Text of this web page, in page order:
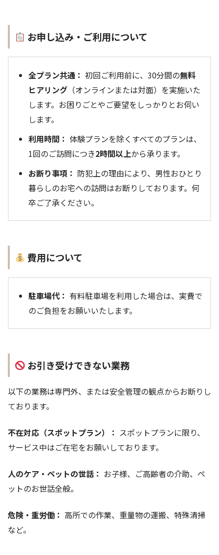
お申し込み・ご利用について
全プラン共通： 初回ご利用前に、30分間の無料
ヒアリング （オンラインまたは対面）を実施いた
します。お困りごとやご要望をしっかりとお伺い
します。
利用時間： 体験プランを除くすべてのプランは、
1回のご訪問につき2時間以上から承ります。
お断り事項： 防犯上の理由により、男性おひとり
暮らしのお宅への訪問はお断りしております。何
卒ご了承ください。
費用について
駐車場代： 有料駐車場を利用した場合は、実費で
のご負担をお願いいたします。
お引き受けできない業務
以下の業務は専門外、または安全管理の観点からお断りし
ております。
不在対応（スポットプラン）： スポットプランに限り、
サービス中はご在宅をお願いしております。
人のケア・ペットの世話： お子様、ご高齢者の介助、ペ
ットのお世話全般。
危険・重労働： 高所での作業、重量物の運搬、特殊清掃
など。